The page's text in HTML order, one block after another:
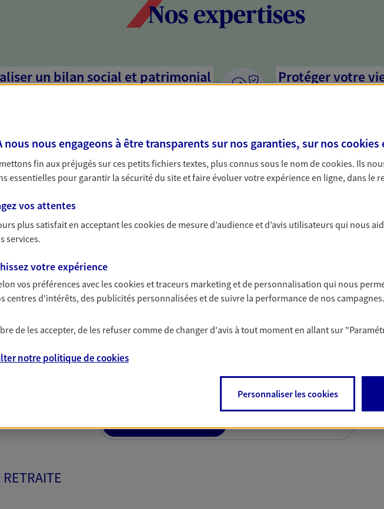
Nos expertises
un bilan social et patrimonial
un bilan complet de votre situation. Une analyse
pour vous formuler des conseils cohérents avec vos
Protéger votre
Nous sommes à votre
activité, mais aussi les
interlocuteur pour tous vos
aux aléas de la vie
nos solutions de prévoyance, sécurisez vos ressources
vos proches en cas d'accident, d'invalidité,
ou de décès.
Gérez et optimisez votre
nos solutions AXA Épargne et
PARTICULIERS PROFESSIONNELS
nous nous engageons à être transparents sur nos garanties, sur nos cookies
fin aux préjugés sur ces petits fichiers textes, plus connus sous le nom decookies. Ils
essentielles pour garantir la sécurité du site et faire évoluer votre expérience en ligne, dans le
vos attentes
plus satisfait en acceptant lescookiesde mesure d’audience et d’avis utilisateurs qui nous
services.
votre expérience
vos préférences avec lescookies et traceurs marketing et de personnalisation qui nous
centres d'intérêts, des publicités personnalisées et de suivre la performance de nos campagnes.
de les accepter, de les refuser comme de changer d'avis à tout moment en allant sur
notre politique decookies
Personnaliser les cookies